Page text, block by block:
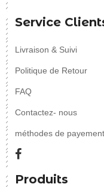
Service
Livraison & Suivi
Politique de Retour
FAQ
Contactez- nous
méthodes de payement
Produits